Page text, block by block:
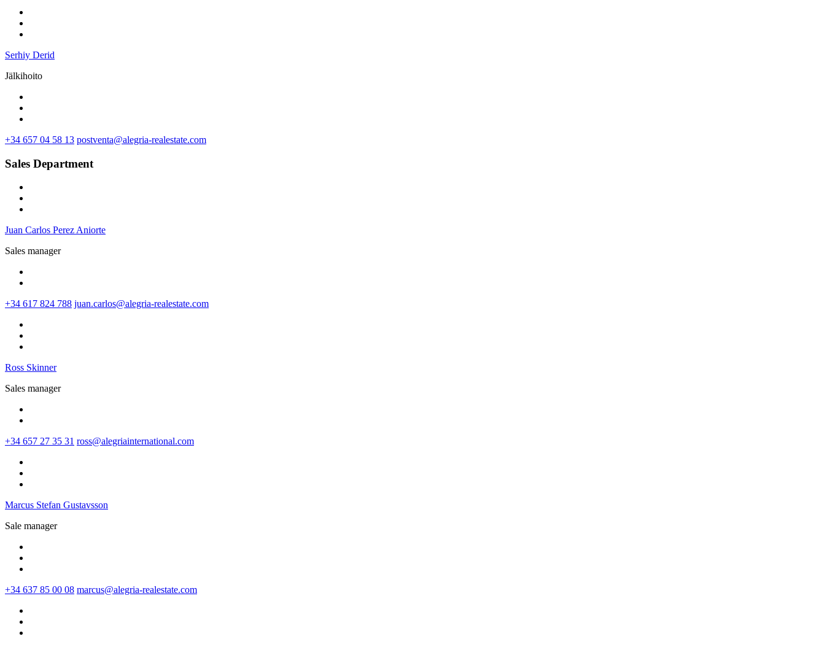
Serhiy Derid
Jälkihoito
+34 657 04 58 13 postventa@alegria-realestate.com
Sales Department
Juan Carlos Perez Aniorte
Sales manager
+34 617 824 788 juan.carlos@alegria-realestate.com
Ross Skinner
Sales manager
+34 657 27 35 31 ross@alegriainternational.com
Marcus Stefan Gustavsson
Sale manager
+34 637 85 00 08‬ marcus@alegria-realestate.com